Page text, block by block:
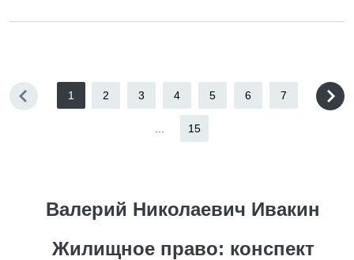
1 2 3 4 5 6 7
15
Валерий Николаевич Ивакин
Жилищное право: конспект